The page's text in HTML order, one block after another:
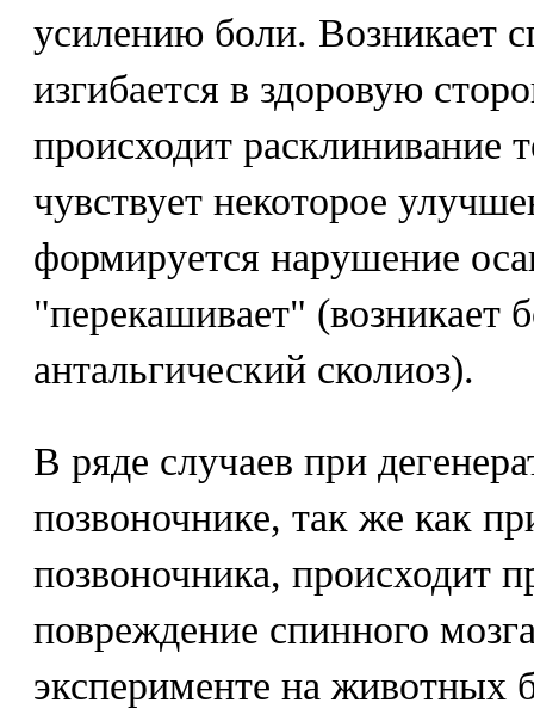
усилению боли. Возникает
изгибается в здоровую
происходит расклинивание
чувствует некоторое
формируется нарушение
"перекашивает" (возникает
антальгический сколиоз).
В ряде случаев при
позвоночнике, так же как
позвоночника, происходит
повреждение спинного
эксперименте на животных